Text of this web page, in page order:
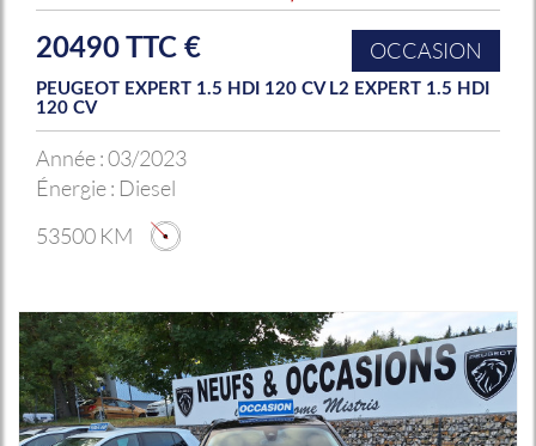
20490 TTC € OCCASION
PEUGEOT EXPERT 1.5 HDI 120 CV L2 EXPERT 1.5 HDI
120 CV
Année :03/2023
Énergie : Diesel
53500 KM